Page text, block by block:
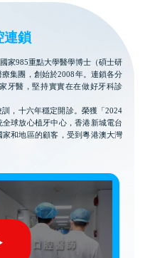
連鎖
家985重點大學醫學博士（碩士研
集團，創始於2008年。連鎖各分
牙醫，堅持實實在在做好牙科診
，十六年穩定開診。榮獲「2024
球放心植牙中心，香港新城電台
和地區的顧客，受到粵港澳大灣